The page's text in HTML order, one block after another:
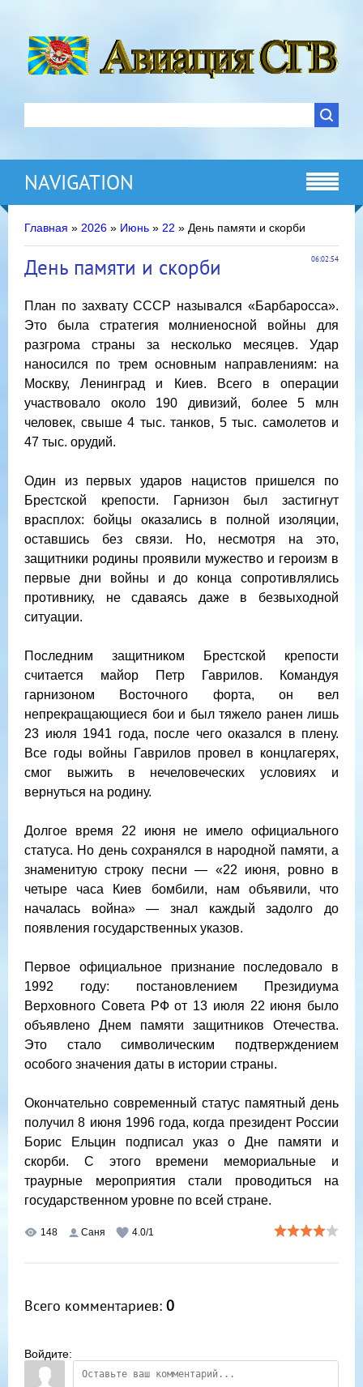
NAVIGATION
Главная » 2026 » Июнь » 22 » День памяти и скорби
06:02:54
День памяти и скорби
План по захвату СССР назывался «Барбаросса».
Это была стратегия молниеносной войны для
разгрома страны за несколько месяцев. Удар
наносился по трем основным направлениям: на
Москву, Ленинград и Киев. Всего в операции
участвовало около 190 дивизий, более 5 млн
человек, свыше 4 тыс. танков, 5 тыс. самолетов и
47 тыс. орудий.
Один из первых ударов нацистов пришелся по
Брестской крепости. Гарнизон был застигнут
врасплох: бойцы оказались в полной изоляции,
оставшись без связи. Но, несмотря на это,
защитники родины проявили мужество и героизм в
первые дни войны и до конца сопротивлялись
противнику, не сдаваясь даже в безвыходной
ситуации.
Последним защитником Брестской крепости
считается майор Петр Гаврилов. Командуя
гарнизоном Восточного форта, он вел
непрекращающиеся бои и был тяжело ранен лишь
23 июля 1941 года, после чего оказался в плену.
Все годы войны Гаврилов провел в концлагерях,
смог выжить в нечеловеческих условиях и
вернуться на родину.
Долгое время 22 июня не имело официального
статуса. Но день сохранялся в народной памяти, а
знаменитую строку песни — «22 июня, ровно в
четыре часа Киев бомбили, нам объявили, что
началась война» — знал каждый задолго до
появления государственных указов.
Первое официальное признание последовало в
1992 году: постановлением Президиума
Верховного Совета РФ от 13 июля 22 июня было
объявлено Днем памяти защитников Отечества.
Это стало символическим подтверждением
особого значения даты в истории страны.
Окончательно современный статус памятный день
получил 8 июня 1996 года, когда президент России
Борис Ельцин подписал указ о Дне памяти и
скорби. С этого времени мемориальные и
траурные мероприятия стали проводиться на
государственном уровне по всей стране.
148 Саня 4.0/1
Всего комментариев: 0
Войдите: